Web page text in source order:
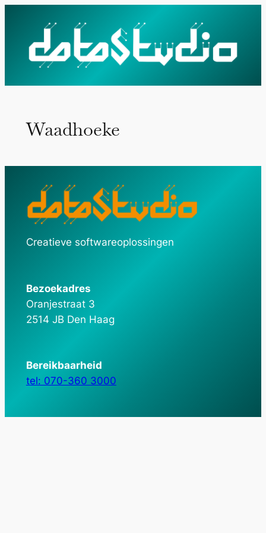
inhoud
Waadhoeke
Creatieve softwareoplossingen
Bezoekadres
Oranjestraat 3
2514 JB Den Haag
Bereikbaarheid
tel: 070-360 3000